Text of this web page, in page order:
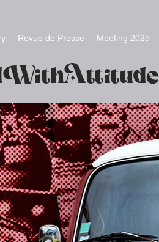
Revue de Presse Meeting 2025